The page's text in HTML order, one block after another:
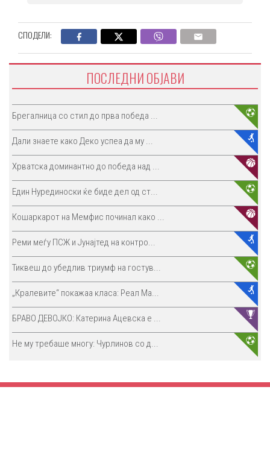
СПОДЕЛИ:
ПОСЛЕДНИ ОБЈАВИ
Брегалница со стил до прва победа ...
Дали знаете како Деко успеа да му ...
Хрватска доминантно до победа над ...
Един Нурединоски ќе биде дел од ст...
Кошаркарот на Мемфис починал како ...
Реми меѓу ПСЖ и Јунајтед на контро...
Тиквеш до убедлив триумф на гостув...
„Кралевите“ покажаа класа: Реал Ма...
БРАВО ДЕВОЈКО: Катерина Ацевска е ...
Не му требаше многу: Чурлинов со д...